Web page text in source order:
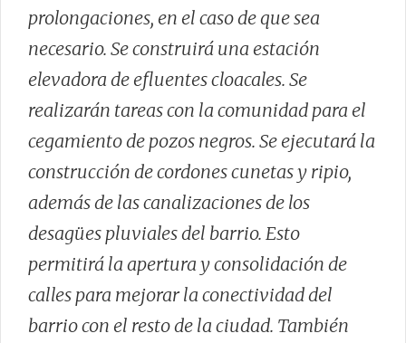
prolongaciones, en el caso de que sea
necesario. Se construirá una estación
elevadora de efluentes cloacales. Se
realizarán tareas con la comunidad para el
cegamiento de pozos negros. Se ejecutará la
construcción de cordones cunetas y ripio,
además de las canalizaciones de los
desagües pluviales del barrio. Esto
permitirá la apertura y consolidación de
calles para mejorar la conectividad del
barrio con el resto de la ciudad. También